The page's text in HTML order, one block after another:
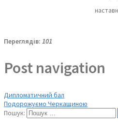
Переглядів: 101
Post navigation
Дипломатичний бал
Подорожуємо Черкащиною
Пошук: